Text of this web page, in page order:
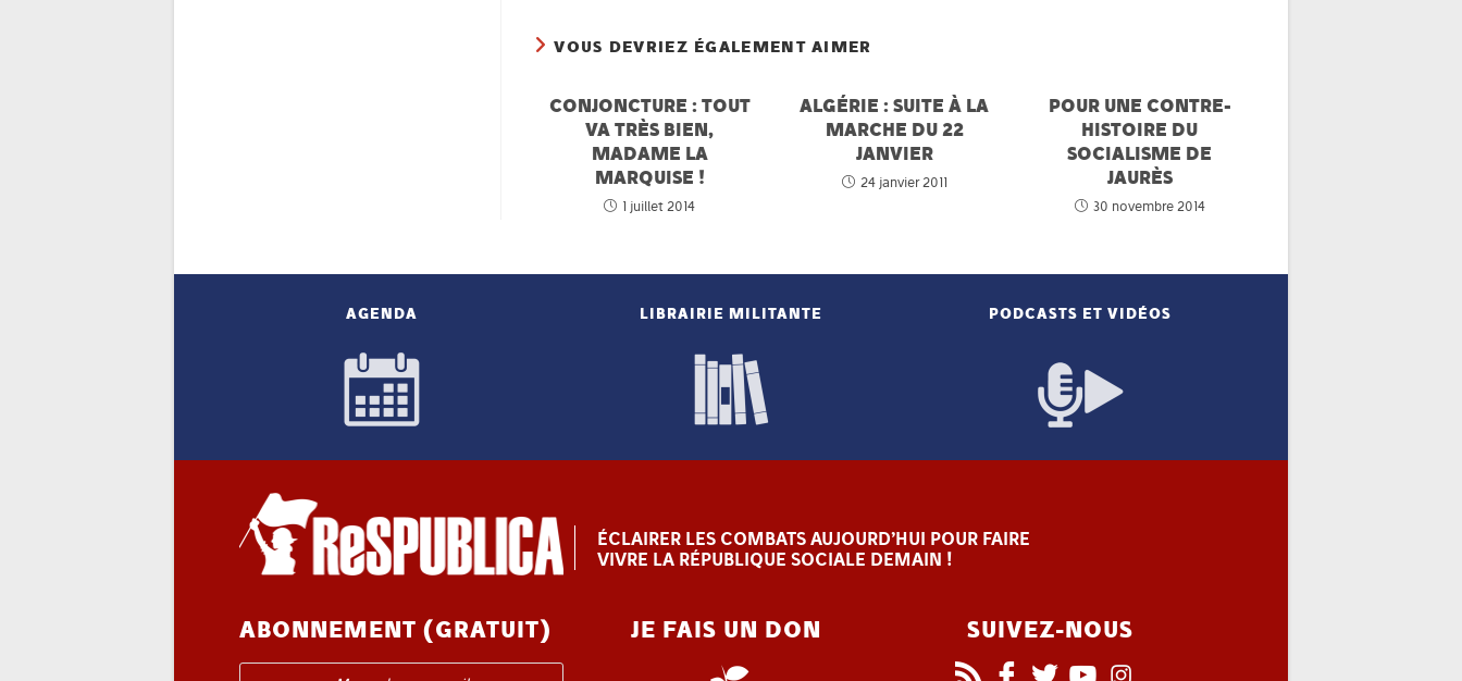
VOUS DEVRIEZ ÉGALEMENT AIMER
CONJONCTURE : TOUT
VA TRÈS BIEN,
MADAME LA
MARQUISE !
1 juillet 2014
ALGÉRIE : SUITE À LA
MARCHE DU 22
JANVIER
24 janvier 2011
POUR UNE CONTRE-
HISTOIRE DU
SOCIALISME DE
JAURÈS
30 novembre 2014
AGENDA LIBRAIRIE MILITANTE PODCASTS ET VIDÉOS
ÉCLAIRER LES COMBATS AUJOURD’HUI POUR FAIRE
VIVRE LA RÉPUBLIQUE SOCIALE DEMAIN !
ABONNEMENT (GRATUIT) JE FAIS UN DON SUIVEZ-NOUS